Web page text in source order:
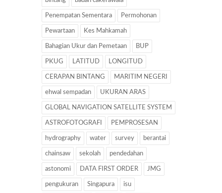
Penempatan Sementara Permohonan
Pewartaan Kes Mahkamah
Bahagian Ukur dan Pemetaan BUP
PKUG LATITUD LONGITUD
CERAPAN BINTANG MARITIM NEGERI
ehwal sempadan UKURAN ARAS
GLOBAL NAVIGATION SATELLITE SYSTEM
ASTROFOTOGRAFI PEMPROSESAN
hydrography water survey berantai
chainsaw sekolah pendedahan
astonomi DATA FIRST ORDER JMG
pengukuran Singapura isu